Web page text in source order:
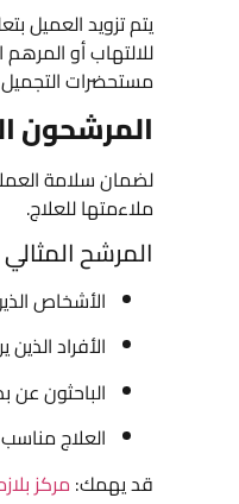
يتم تزويد العميل
للالتهاب أو
مستحضرات التجميل
المرشحون
لضمان سلامة
ملاءمتها للعلاج.
المرشح المثالي
الأشخاص
الأفراد
الباحثون عن
العلاج
قد يهمك: مركز